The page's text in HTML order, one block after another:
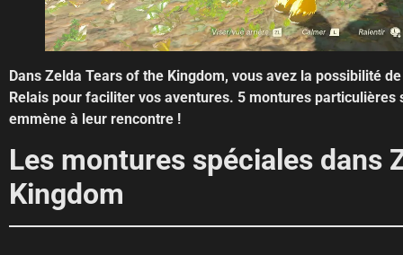
Dans Zelda Tears of the Kingdom, vous avez la possibilité
Relais pour faciliter vos aventures. 5 montures particulières
emmène à leur rencontre !
Les montures spéciales dans
Kingdom